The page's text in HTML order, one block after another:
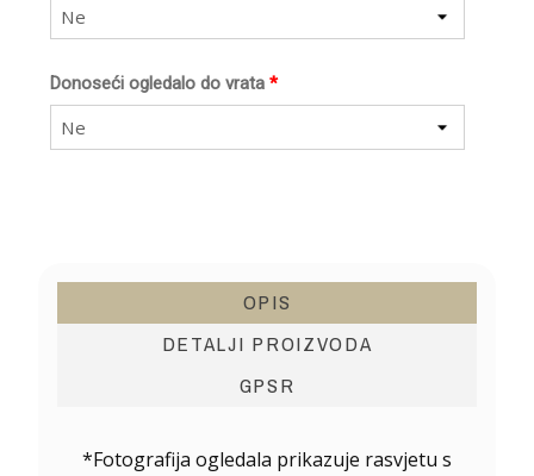
Ne
*
Donoseći ogledalo do vrata
Ne
OPIS
DETALJI PROIZVODA
GPSR
*Fotografija ogledala prikazuje rasvjetu s